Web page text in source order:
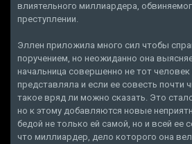
влиятельного миллиардера,
преступлении.
Эллен приложила много сил чтобы
поручением, но неожиданно она
начальница совершенно не тот человек
представляла и если ее совесть почти
такое вряд ли можно сказать. Это
но к этому добавляются новые
бедой не только ей самой, но и всей ее
что миллиардер, дело которого она